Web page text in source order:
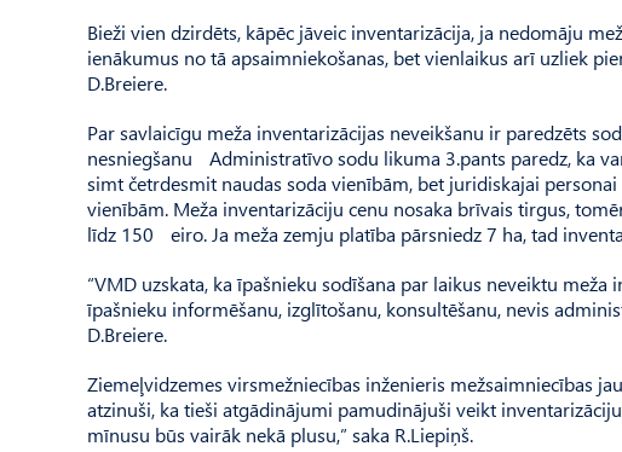
Bieži vien dzirdēts, kāpēc jāveic inventarizācija, ja nedomāju
ienākumus no tā apsaimniekošanas, bet vienlaikus arī uzliek
D.Breiere.
Par savlaicīgu meža inventarizācijas neveikšanu ir paredzēts
nesniegšanu Administratīvo sodu likuma 3.pants paredz, ka
simt četrdesmit naudas soda vienībām, bet juridiskajai
vienībām. Meža inventarizāciju cenu nosaka brīvais tirgus,
līdz 150 eiro. Ja meža zemju platība pārsniedz 7 ha, tad
“VMD uzskata, ka īpašnieku sodīšana par laikus neveiktu
īpašnieku informēšanu, izglītošanu, konsultēšanu, nevis
D.Breiere.
Ziemeļvidzemes virsmežniecības inženieris mežsaimniecības
atzinuši, ka tieši atgādinājumi pamudinājuši veikt
mīnusu būs vairāk nekā plusu,” saka R.Liepiņš.